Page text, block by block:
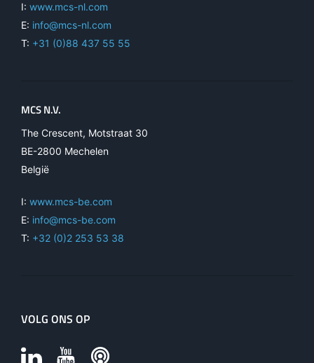
I: www.mcs-nl.com
E: info@mcs-nl.com
T: +31 (0)88 437 55 55
MCS N.V.
The Crescent, Motstraat 30
BE-2800 Mechelen
België
I: www.mcs-be.com
E: info@mcs-be.com
T: +32 (0)2 253 53 38
VOLG ONS OP